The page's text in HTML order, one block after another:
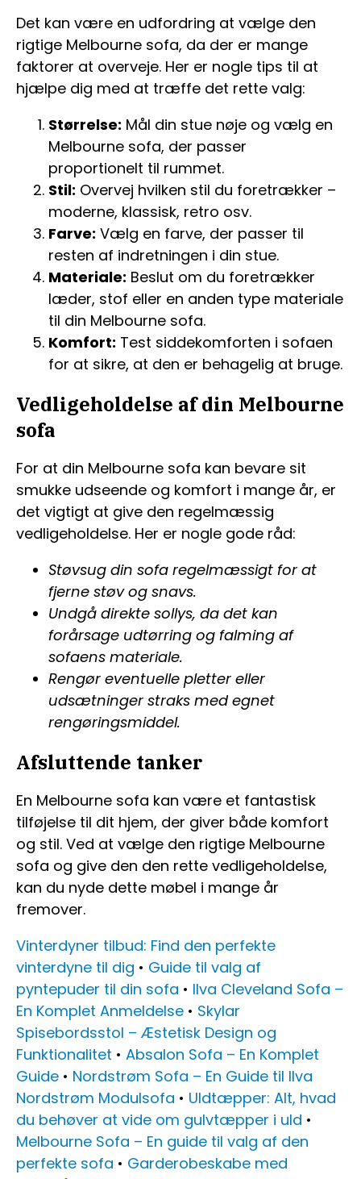
Det kan være en udfordring at vælge den
rigtige Melbourne sofa, da der er mange
faktorer at overveje. Her er nogle tips til at
hjælpe dig med at træffe det rette valg:
Størrelse: Mål din stue nøje og vælg en
Melbourne sofa, der passer
proportionelt til rummet.
Stil: Overvej hvilken stil du foretrækker –
moderne, klassisk, retro osv.
Farve: Vælg en farve, der passer til
resten af indretningen i din stue.
Materiale: Beslut om du foretrækker
læder, stof eller en anden type materiale
til din Melbourne sofa.
Komfort: Test siddekomforten i sofaen
for at sikre, at den er behagelig at bruge.
Vedligeholdelse af din Melbourne
sofa
For at din Melbourne sofa kan bevare sit
smukke udseende og komfort i mange år, er
det vigtigt at give den regelmæssig
vedligeholdelse. Her er nogle gode råd:
Støvsug din sofa regelmæssigt for at
fjerne støv og snavs.
Undgå direkte sollys, da det kan
forårsage udtørring og falming af
sofaens materiale.
Rengør eventuelle pletter eller
udsætninger straks med egnet
rengøringsmiddel.
Afsluttende tanker
En Melbourne sofa kan være et fantastisk
tilføjelse til dit hjem, der giver både komfort
og stil. Ved at vælge den rigtige Melbourne
sofa og give den den rette vedligeholdelse,
kan du nyde dette møbel i mange år
fremover.
Vinterdyner tilbud: Find den perfekte
vinterdyne til dig • Guide til valg af
pyntepuder til din sofa • Ilva Cleveland Sofa –
En Komplet Anmeldelse • Skylar
Spisebordsstol – Æstetisk Design og
Funktionalitet • Absalon Sofa – En Komplet
Guide • Nordstrøm Sofa – En Guide til Ilva
Nordstrøm Modulsofa • Uldtæpper: Alt, hvad
du behøver at vide om gulvtæpper i uld •
Melbourne Sofa – En guide til valg af den
perfekte sofa • Garderobeskabe med